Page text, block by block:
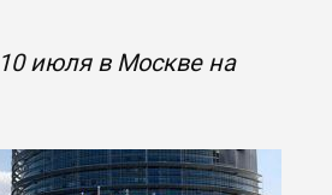
июля в Москве на